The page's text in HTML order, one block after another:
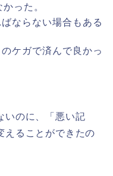
った。
ならない場合もある
ケガで済んで良かっ
いのに、「悪い記
えることができたの